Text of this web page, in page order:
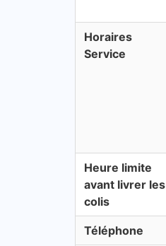
Horaires
Service
Heure limite
avant livrer les
colis
Téléphone